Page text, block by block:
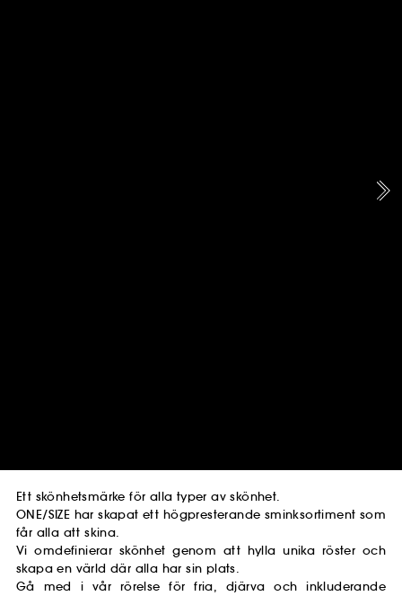
Ett skönhetsmärke för alla typer av skönhet.
ONE/SIZE har skapat ett högpresterande sminksortiment som
får alla att skina.
Vi omdefinierar skönhet genom att hylla unika röster och
skapa en värld där alla har sin plats.
Gå med i vår rörelse för fria, djärva och inkluderande